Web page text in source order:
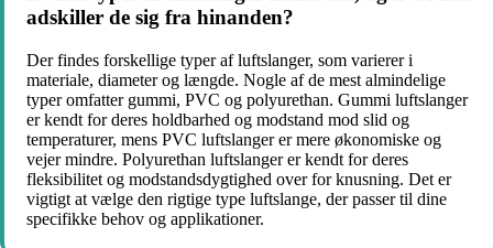
adskiller de sig fra hinanden?
Der findes forskellige typer af luftslanger, som varierer i
materiale, diameter og længde. Nogle af de mest almindelige
typer omfatter gummi, PVC og polyurethan. Gummi luftslanger
er kendt for deres holdbarhed og modstand mod slid og
temperaturer, mens PVC luftslanger er mere økonomiske og
vejer mindre. Polyurethan luftslanger er kendt for deres
fleksibilitet og modstandsdygtighed over for knusning. Det er
vigtigt at vælge den rigtige type luftslange, der passer til dine
specifikke behov og applikationer.